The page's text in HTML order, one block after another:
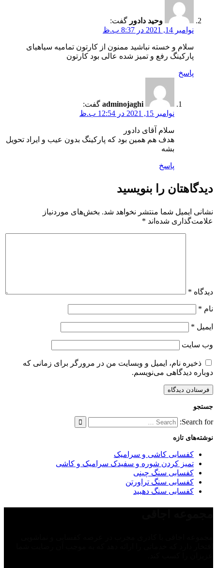
وحید دادور گفت:
نوامبر 14, 2021 در 8:37 ب.ظ
سلام و خسته نباشید ممنون از کارتون تمامیه سیاهیای
پارکینگ رفع و تمیز شده عالی بود کارتون
پاسخ
adminojaghi گفت:
نوامبر 15, 2021 در 12:54 ب.ظ
سلام آقای دادور
هدف هم همین بود که پارکینگ بدون عیب و ایراد تحویل
بشه
پاسخ
دیدگاهتان را بنویسید
نشانی ایمیل شما منتشر نخواهد شد. بخش‌های موردنیاز
علامت‌گذاری شده‌اند *
دیدگاه *
نام *
ایمیل *
وب‌ سایت
ذخیره نام، ایمیل و وبسایت من در مرورگر برای زمانی که
دوباره دیدگاهی می‌نویسم.
جستجو
Search for:
نوشته‌های تازه
کفسابی کاشی و سرامیک
تمیز کردن شوره و سفیدک سرامیک و کاشی
کفسابی سنگ چینی
کفسابی سنگ تراورتن
کفسابی سنگ دهبید